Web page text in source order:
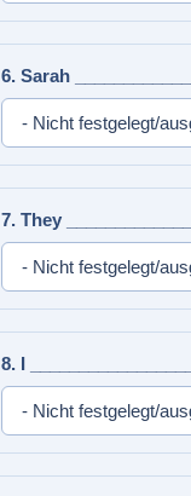
6. Sarah
7. They
8. I